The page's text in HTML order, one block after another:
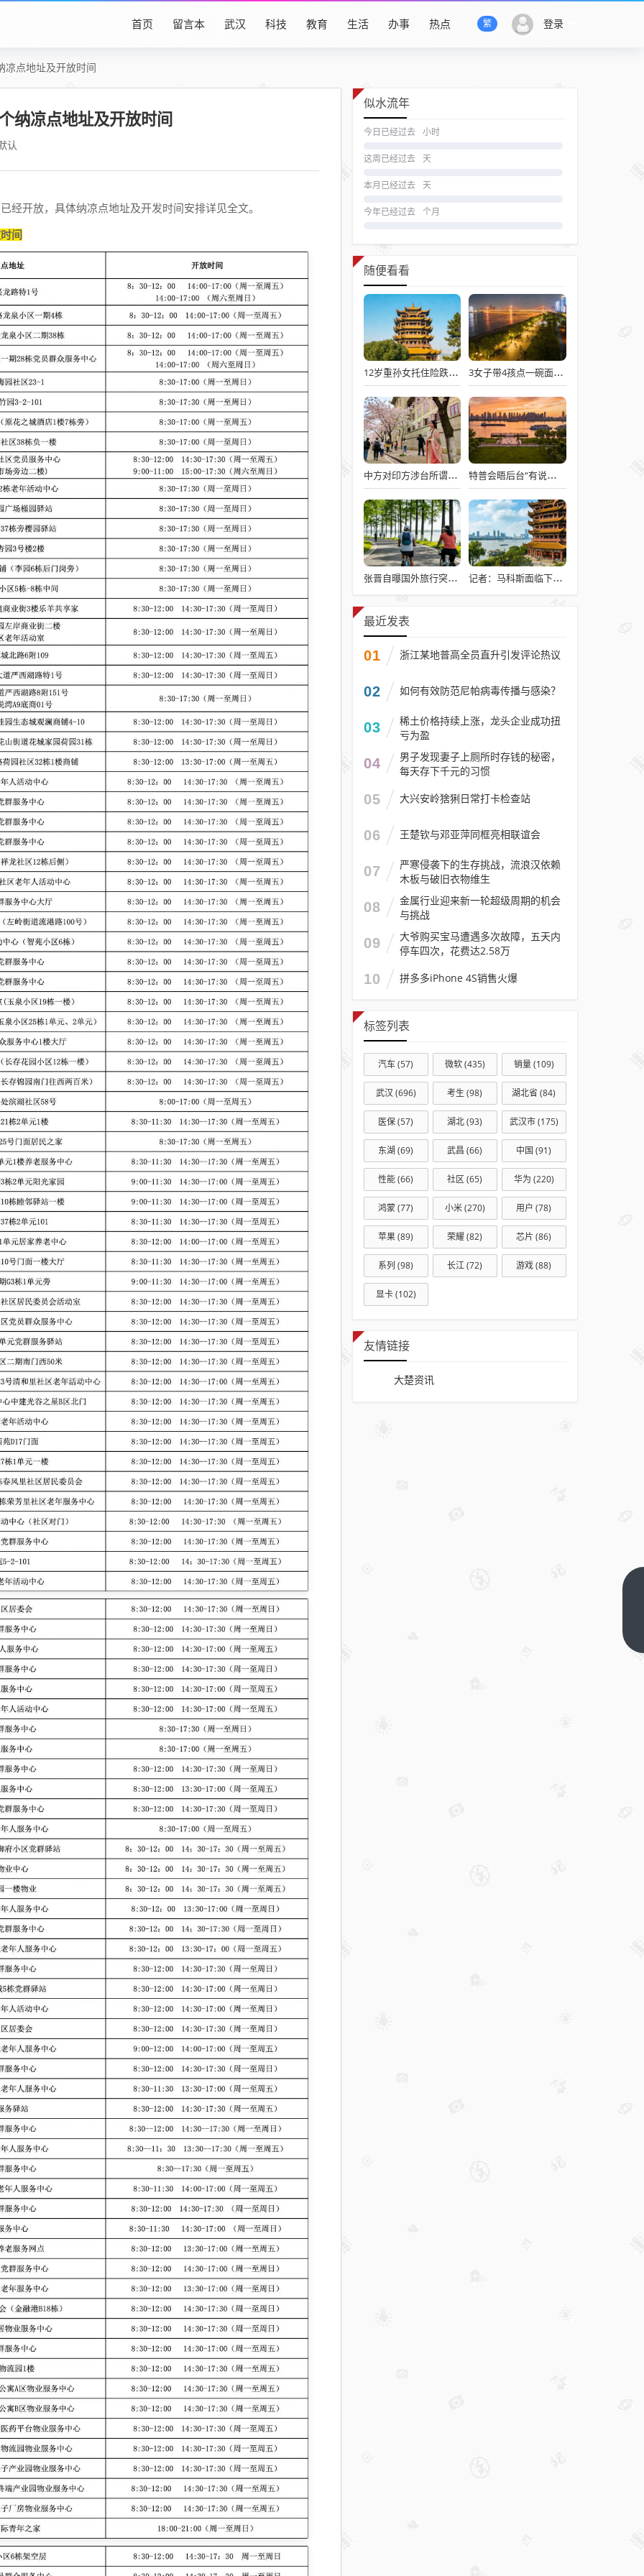
登录
繁
首页 留言本 武汉 科技 教育 生活 办事 热点
凉点地址及开放时间
纳凉点地址及开放时间
认
经开放，具体纳凉点地址及开发时间安排详见全文。
间
似水流年
今日已经过去 小时
这周已经过去 天
本月已经过去 天
今年已经过去 个月
随便看看
12岁重孙女托住险跌倒的92岁太爷爷 3女子带4孩点一碗面多次免费续面
中方对印方涉台所谓“澄清”感到意外 特普会晤后台“有说有笑”愉快交流
张晋自曝国外旅行突发心脏病险丧命 记者：马科斯面临下台危机
最近发表
01 浙江某地普高全员直升引发评论热议
02 如何有效防范尼帕病毒传播与感染？
03
稀土价格持续上涨，龙头企业成功扭
亏为盈
04
男子发现妻子上厕所时存钱的秘密，
每天存下千元的习惯
05 大兴安岭猞猁日常打卡检查站
06 王楚钦与邓亚萍同框亮相联谊会
07
严寒侵袭下的生存挑战，流浪汉依赖
木板与破旧衣物维生
08
金属行业迎来新一轮超级周期的机会
与挑战
09
大爷购买宝马遭遇多次故障，五天内
停车四次，花费达2.58万
10 拼多多iPhone 4S销售火爆
标签列表
汽车(57) 微软(435) 销量(109)
武汉 (696) 考生 (98) 湖北省 (84)
医保(57) 湖北(93) 武汉市(175)
东湖 (69) 武昌 (66) 中国 (91)
性能(66) 社区 (65) 华为 (220)
鸿蒙(77) 小米(270) 用户 (78)
苹果(89) 荣耀(82) 芯片 (86)
系列 (98) 长江(72) 游戏(88)
显卡(102)
友情链接
大楚资讯